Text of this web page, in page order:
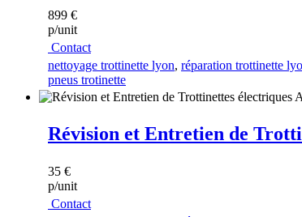
899 €
p/unit
Contact
nettoyage trottinette lyon, réparation trottinette
pneus trotinette
Révision et Entretien de
35 €
p/unit
Contact